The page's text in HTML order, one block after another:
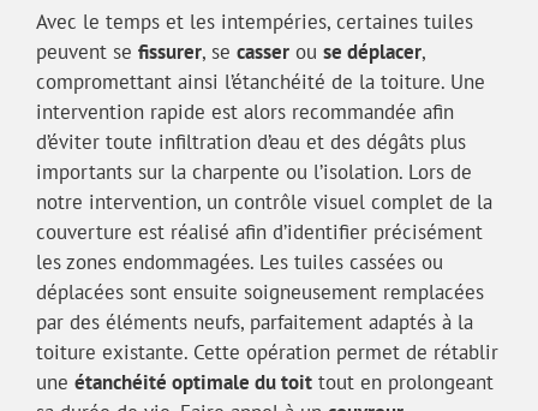
Avec le temps et les intempéries, certaines tuiles
peuvent se fissurer, se casserou se déplacer,
compromettant ainsi l’étanchéité de la toiture. Une
intervention rapide est alors recommandée afin
d’éviter toute infiltration d’eau et des dégâts plus
importants sur la charpente ou l’isolation. Lors de
notre intervention, un contrôle visuel complet de la
couverture est réalisé afin d’identifier précisément
les zones endommagées. Les tuiles cassées ou
déplacées sont ensuite soigneusement remplacées
par des éléments neufs, parfaitement adaptés à la
toiture existante. Cette opération permet de rétablir
une étanchéité optimale du toittout en prolongeant